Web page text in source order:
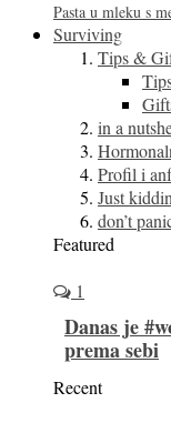
Pasta u mleku s
Surviving
Tips &
in a
Profil i
Just
don’t
Featured
1
Danas je
prema sebi
Recent